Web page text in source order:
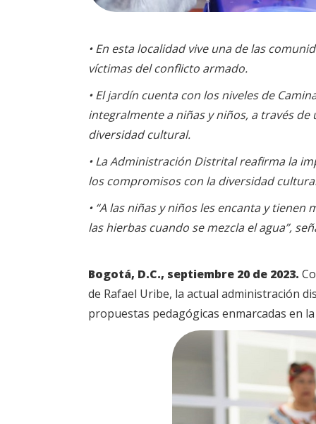
• En esta localidad vive una de las
víctimas del conflicto armado.
• El jardín cuenta con los niveles de
integralmente a niñas y niños, a través
diversidad cultural.
• La Administración Distrital reafirma la
los compromisos con la diversidad
• “A las niñas y niños les encanta y
las hierbas cuando se mezcla el agua”,
Bogotá, D.C., septiembre 20 de 2023.
de Rafael Uribe, la actual administración
propuestas pedagógicas enmarcadas en